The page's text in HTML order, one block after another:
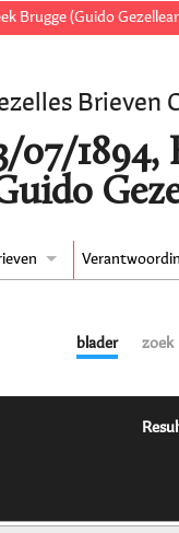
Brugge (Guido
Brieven
07/
blader zoek